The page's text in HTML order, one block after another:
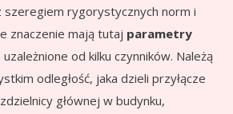
szeregiem rygorystycznych norm i
znaczenie mają tutaj parametry
od kilku czynników. Należą
odległość, jaka dzieli przyłącze
głównej w budynku,